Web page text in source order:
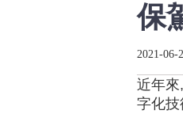
保
2021-06-
近年來
字化